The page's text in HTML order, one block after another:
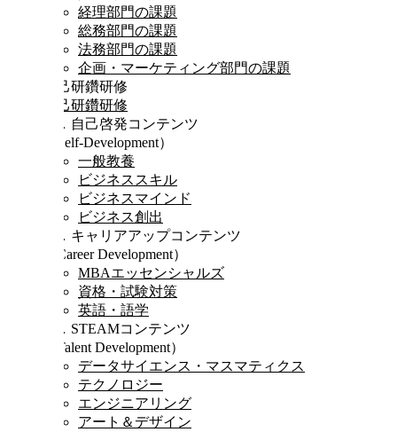
経理部門の課題
総務部門の課題
法務部門の課題
企画・マーケティング部門の課題
自己研鑽研修
自己研鑽研修
Ⅰ．自己啓発コンテンツ
（Self-Development）
一般教養
ビジネススキル
ビジネスマインド
ビジネス創出
Ⅱ．キャリアアップコンテンツ
（Career Development）
MBAエッセンシャルズ
資格・試験対策
英語・語学
Ⅲ．STEAMコンテンツ
（Talent Development）
データサイエンス・マスマティクス
テクノロジー
エンジニアリング
アート＆デザイン